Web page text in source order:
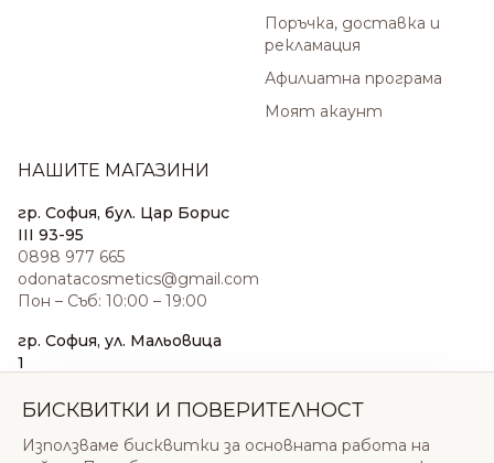
Поръчка, доставка и
рекламация
Афилиатна програма
Моят акаунт
НАШИТЕ МАГАЗИНИ
гр. София, бул. Цар Борис
III 93-95
0898 977 665
odonatacosmetics@gmail.com
Пон – Съб: 10:00 – 19:00
гр. София, ул. Мальовица
1
sales@odonatacosmetics.com
Нед: 11:00 – 18:00
БИСКВИТКИ И ПОВЕРИТЕЛНОСТ
Използваме бисквитки за основната работа на